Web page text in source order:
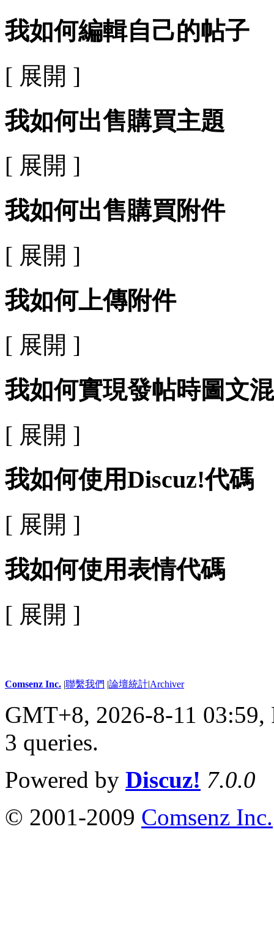
我如何編輯自己的帖子
[ 展開 ]
我如何出售購買主題
[ 展開 ]
我如何出售購買附件
[ 展開 ]
我如何上傳附件
[ 展開 ]
我如何實現發帖時圖文
[ 展開 ]
我如何使用Discuz!代碼
[ 展開 ]
我如何使用表情代碼
[ 展開 ]
Comsenz Inc. |聯繫我們 |論壇統計|Archiver
GMT+8, 2026-8-11 03:59,
3 queries.
Powered by Discuz! 7.0.0
© 2001-2009 Comsenz Inc.